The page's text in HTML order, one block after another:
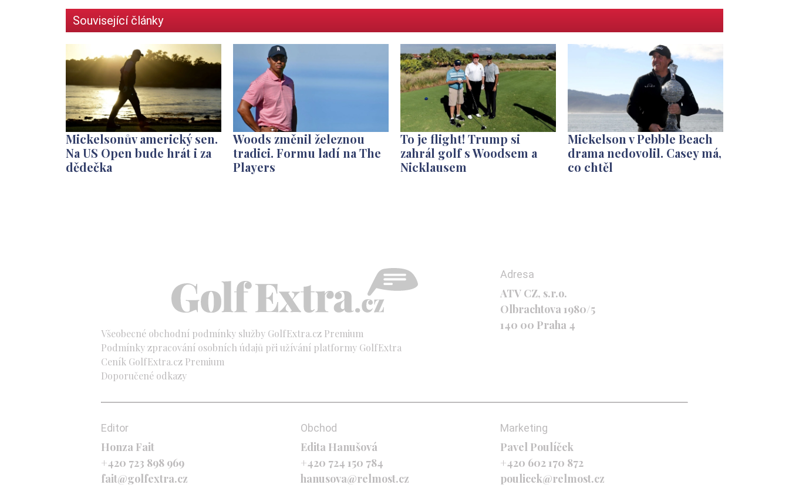
Související články
Mickelsonův americký sen.
Na US Open bude hrát i za
dědečka
Woods změnil železnou
tradici. Formu ladí na The
Players
To je flight! Trump si
zahrál golf s Woodsem a
Nicklausem
Mickelson v Pebble Beach
drama nedovolil. Casey má,
co chtěl
Všeobecné obchodní podmínky služby GolfExtra.cz Premium
Podmínky zpracování osobních údajů při užívání platformy GolfExtra
Ceník GolfExtra.cz Premium
Doporučené odkazy
Adresa
ATV CZ, s.r.o.
Olbrachtova 1980/5
140 00 Praha 4
Editor
Honza Fait
+420 723 898 969
fait@golfextra.cz
Obchod
Edita Hanušová
+420 724 150 784
hanusova@relmost.cz
Marketing
Pavel Poulíček
+420 602 170 872
poulicek@relmost.cz